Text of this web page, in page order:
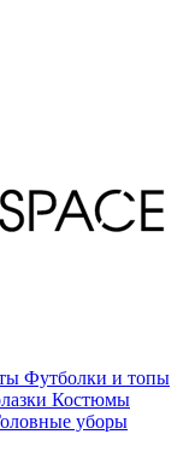
Футболки и топы
Костюмы
уборы